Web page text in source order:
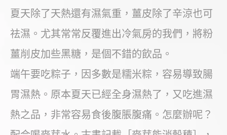
夏天除了天熱還有濕氣重，薑皮除了辛涼也可
祛濕。尤其常常反覆進出冷氣房的我們，將粉
薑削皮加些黑糖，是個不錯的飲品。
端午要吃粽子，因多數是糯米粽，容易導致腸
胃濕熱。原本夏天已經全身濕熱了，又吃進濕
熱之品，非常容易食後腹脹腹痛。怎麼辦呢？